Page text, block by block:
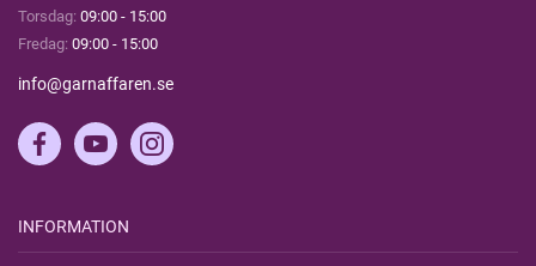
Torsdag: 09:00 - 15:00
Fredag: 09:00 - 15:00
info@garnaffaren.se
INFORMATION